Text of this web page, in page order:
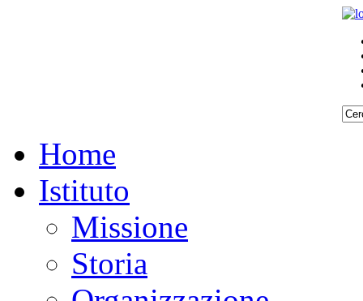
Home
Istituto
Missione
Storia